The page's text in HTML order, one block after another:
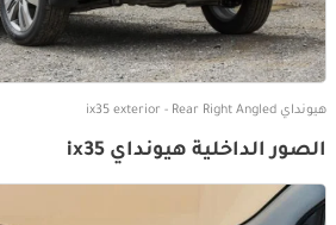
هيونداي ix35 exterior - Rear Right Angled
الصور الداخلية هيونداي ix35